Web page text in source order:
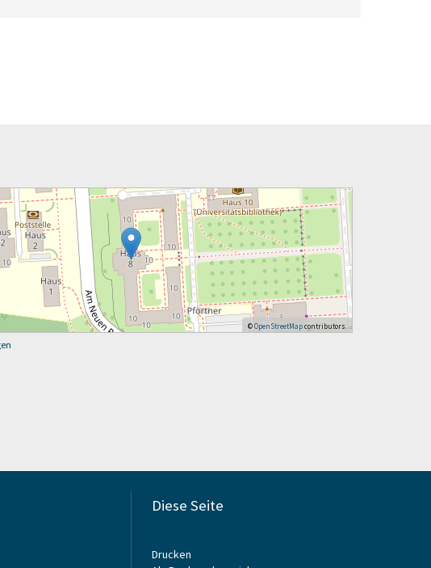
©OpenStreetMapcontributors.
Diese Seite
Drucken